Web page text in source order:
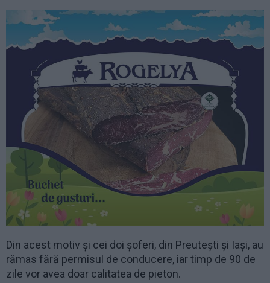
Din acest motiv și cei doi șoferi, din Preutești și Iași, au
rămas fără permisul de conducere, iar timp de 90 de
zile vor avea doar calitatea de pieton.